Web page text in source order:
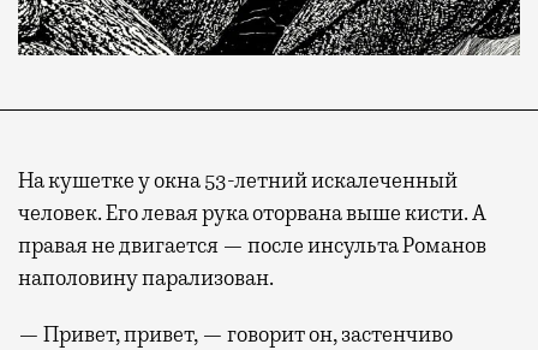
На кушетке у окна 53-летний искалеченный
человек. Его левая рука оторвана выше кисти. А
правая не двигается — после инсульта Романов
наполовину парализован.
— Привет, привет, — говорит он, застенчиво